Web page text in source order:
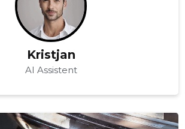
Kristjan
AI Assistent